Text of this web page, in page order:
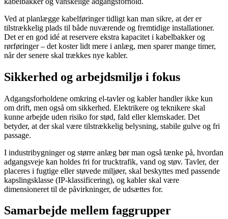
Ved at planlægge kabelføringer tidligt kan man sikre, at der er
tilstrækkelig plads til både nuværende og fremtidige installationer.
Det er en god idé at reservere ekstra kapacitet i kabelbakker og
rørføringer – det koster lidt mere i anlæg, men sparer mange timer,
når der senere skal trækkes nye kabler.
Sikkerhed og arbejdsmiljø i fokus
Adgangsforholdene omkring el-tavler og kabler handler ikke kun
om drift, men også om sikkerhed. Elektrikere og teknikere skal
kunne arbejde uden risiko for stød, fald eller klemskader. Det
betyder, at der skal være tilstrækkelig belysning, stabile gulve og fri
passage.
I industribygninger og større anlæg bør man også tænke på, hvordan
adgangsveje kan holdes fri for trucktrafik, vand og støv. Tavler, der
placeres i fugtige eller støvede miljøer, skal beskyttes med passende
kapslingsklasse (IP-klassificering), og kabler skal være
dimensioneret til de påvirkninger, de udsættes for.
Samarbejde mellem faggrupper